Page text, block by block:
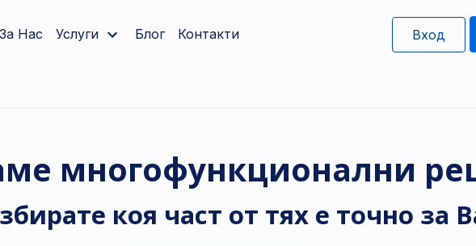
За Нас Услуги Блог Контакти Вход
многофункционални
коя част от тях е точно за